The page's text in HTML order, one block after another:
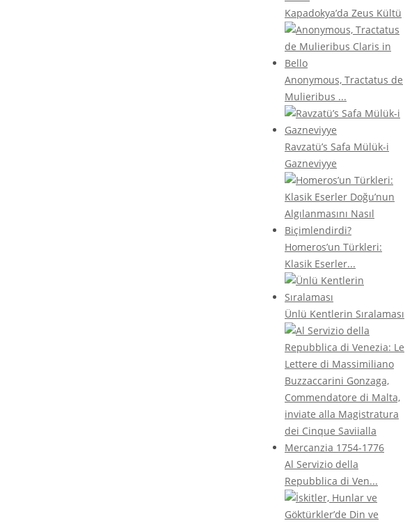
Kapadokya’da Zeus Kültü
Anonymous, Tractatus de
Mulieribus ...
Ravzatü’s Safa Mülük-i
Gazneviyye
Homeros’un Türkleri:
Klasik Eserler...
Ünlü Kentlerin Sıralaması
Al Servizio della
Repubblica di Ven...